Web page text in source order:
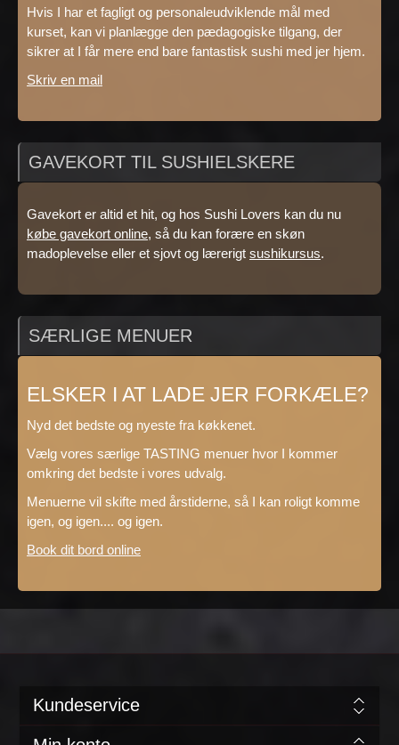
Hvis I har et fagligt og personaleudviklende mål med
kurset, kan vi planlægge den pædagogiske tilgang, der
sikrer at I får mere end bare fantastisk sushi med jer hjem.
Skriv en mail
GAVEKORT TIL SUSHIELSKERE
Gavekort er altid et hit, og hos Sushi Lovers kan du nu
købe gavekort online, så du kan forære en skøn
madoplevelse eller et sjovt og lærerigt sushikursus.
SÆRLIGE MENUER
ELSKER I AT LADE JER FORKÆLE?
Nyd det bedste og nyeste fra køkkenet.
Vælg vores særlige TASTING menuer hvor I kommer
omkring det bedste i vores udvalg.
Menuerne vil skifte med årstiderne, så I kan roligt komme
igen, og igen.... og igen.
Book dit bord online
Kundeservice